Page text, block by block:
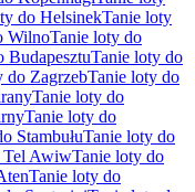
do HelsinekTanie loty
WilnoTanie loty do
BudapesztuTanie loty do
do ZagrzebTanie loty do
Tanie loty do
Tanie loty do
StambułuTanie loty do
Tel AwiwTanie loty do
Tanie loty do